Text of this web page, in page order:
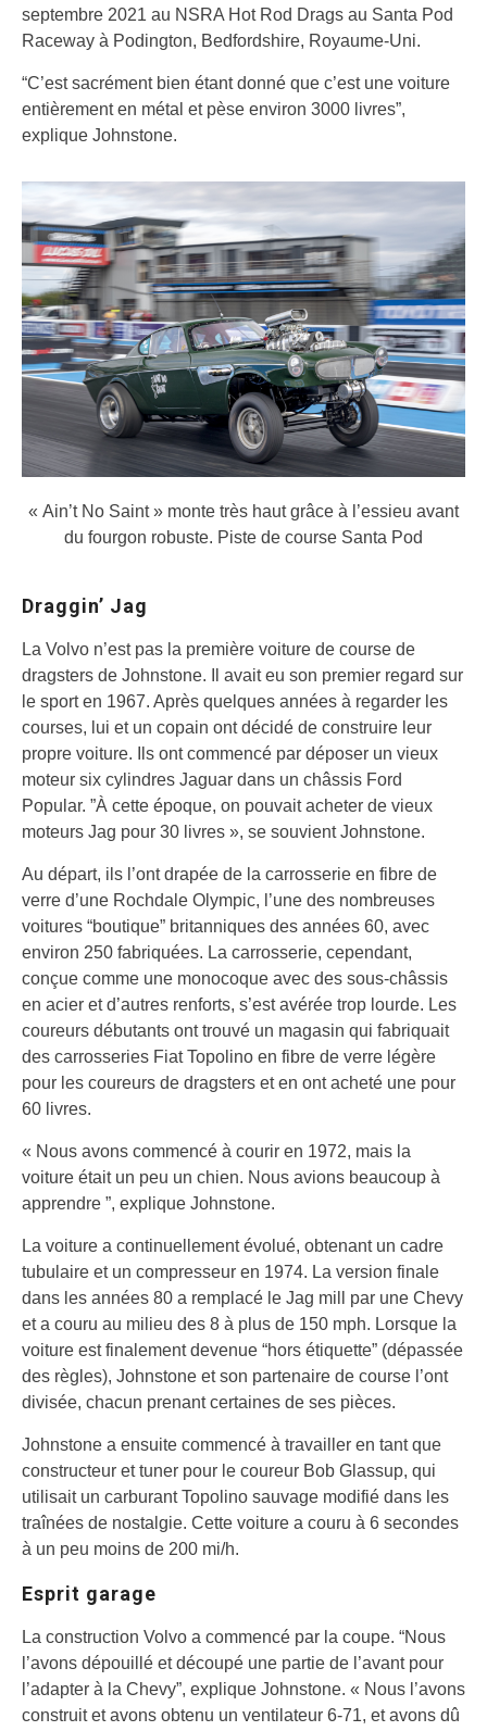
septembre 2021 au NSRA Hot Rod Drags au Santa Pod
Raceway à Podington, Bedfordshire, Royaume-Uni.
“C’est sacrément bien étant donné que c’est une voiture
entièrement en métal et pèse environ 3000 livres”,
explique Johnstone.
« Ain’t No Saint » monte très haut grâce à l’essieu avant
du fourgon robuste. Piste de course Santa Pod
Draggin’ Jag
La Volvo n’est pas la première voiture de course de
dragsters de Johnstone. Il avait eu son premier regard sur
le sport en 1967. Après quelques années à regarder les
courses, lui et un copain ont décidé de construire leur
propre voiture. Ils ont commencé par déposer un vieux
moteur six cylindres Jaguar dans un châssis Ford
Popular. ”À cette époque, on pouvait acheter de vieux
moteurs Jag pour 30 livres », se souvient Johnstone.
Au départ, ils l’ont drapée de la carrosserie en fibre de
verre d’une Rochdale Olympic, l’une des nombreuses
voitures “boutique” britanniques des années 60, avec
environ 250 fabriquées. La carrosserie, cependant,
conçue comme une monocoque avec des sous-châssis
en acier et d’autres renforts, s’est avérée trop lourde. Les
coureurs débutants ont trouvé un magasin qui fabriquait
des carrosseries Fiat Topolino en fibre de verre légère
pour les coureurs de dragsters et en ont acheté une pour
60 livres.
« Nous avons commencé à courir en 1972, mais la
voiture était un peu un chien. Nous avions beaucoup à
apprendre ”, explique Johnstone.
La voiture a continuellement évolué, obtenant un cadre
tubulaire et un compresseur en 1974. La version finale
dans les années 80 a remplacé le Jag mill par une Chevy
et a couru au milieu des 8 à plus de 150 mph. Lorsque la
voiture est finalement devenue “hors étiquette” (dépassée
des règles), Johnstone et son partenaire de course l’ont
divisée, chacun prenant certaines de ses pièces.
Johnstone a ensuite commencé à travailler en tant que
constructeur et tuner pour le coureur Bob Glassup, qui
utilisait un carburant Topolino sauvage modifié dans les
traînées de nostalgie. Cette voiture a couru à 6 secondes
à un peu moins de 200 mi/h.
Esprit garage
La construction Volvo a commencé par la coupe. “Nous
l’avons dépouillé et découpé une partie de l’avant pour
l’adapter à la Chevy”, explique Johnstone. « Nous l’avons
construit et avons obtenu un ventilateur 6-71, et avons dû